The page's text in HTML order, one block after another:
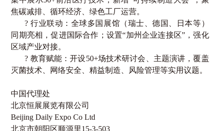
焦碳减排、循环经济、绿色工厂运营。
? 行业联动：全球多国展馆（瑞士、德国、日本等）
同期亮相，促进国际合作；设置“加州企业连接区”，强化
区域产业对接。
? 教育赋能：开设50+场技术研讨会、主题演讲，覆盖
灭菌技术、网络安全、精益制造、风险管理等实用议题。
中国代理处
北京恒展展览有限公司
Beijing Daily Expo Co Ltd
北京市朝阳区顺源里15-3-503